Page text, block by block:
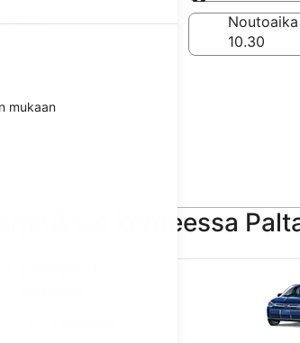
mukaan
Sama
Noutoaika
kohteessa